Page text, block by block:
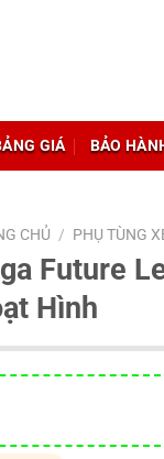
GIÁ BẢO
CHỦ / PHỤ TÙNG
Future
Hình